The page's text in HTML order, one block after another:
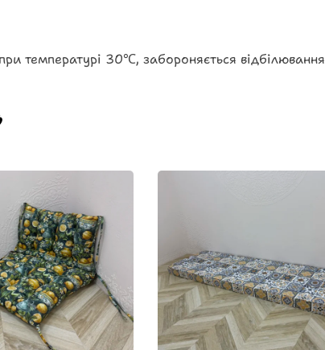
температурі 30℃, забороняється відбілювання